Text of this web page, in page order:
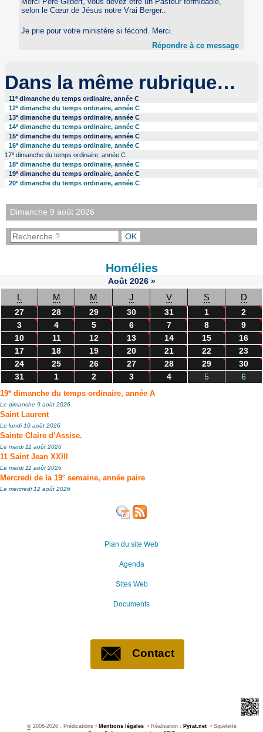
selon le Cœur de Jésus notre Vrai Berger..
Je prie pour votre ministère si fécond. Merci.
Répondre à ce message
Dans la même rubrique…
11e dimanche du temps ordinaire, année C
12edimanche du temps ordinaire, année C
13e dimanche du temps ordinaire, année C
14edimanche du temps ordinaire, année C
15e dimanche du temps ordinaire, année C
16edimanche du temps ordinaire, année C
17edimanche du temps ordinaire, année C
18edimanche du temps ordinaire, année C
19e dimanche du temps ordinaire, année C
20edimanche du temps ordinaire, année C
Dimanche 9 août 2026
Homélies
Août 2026 »
L M M J V S D
27 28 29 30 31 1
2
3
4 5 6 7 8
9
10
11 12 13 14 15
16
17
18 19 20 21 22
23
24
25 26 27 28 29
30
31
1 2 3 4 5 6
19e dimanche du temps ordinaire, année A
Le dimanche 9 août 2026
Saint Laurent
Le lundi 10 août 2026
Sainte Claire d’Assise.
Le mardi 11 août 2026
11 Saint Jean XXIII
Le mardi 11 août 2026
Mercredi de la 19e semaine, année paire
Le mercredi 12 août 2026
Plan du site Web
Agenda
Sites Web
Documents
Contact
©2006-2026 , Prédications • Mentions légales • Réalisation : Pyrat.net •Squelette